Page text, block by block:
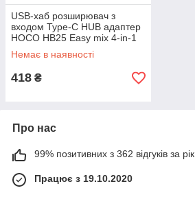
USB-хаб розширювач з
входом Type-C HUB адаптер
HOCO HB25 Easy mix 4-in-1
converter (USB3.0+3*USB2.0
Немає в наявності
418 ₴
Про нас
99% позитивних з 362 відгуків за рік
Працює з 19.10.2020